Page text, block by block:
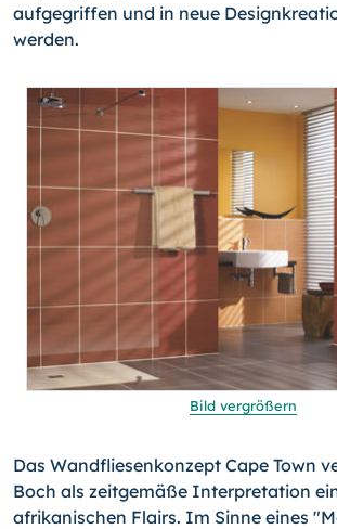
aufgegriffen und in neue
werden.
Bild vergrößern
Das Wandfliesenkonzept Cape Town
Boch als zeitgemäße Interpretation
afrikanischen Flairs. Im Sinne eines